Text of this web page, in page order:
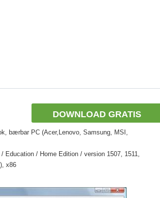
DOWNLOAD GRATIS
bærbar PC (Acer,Lenovo, Samsung, MSI,
Education / Home Edition / version 1507, 1511,
x86